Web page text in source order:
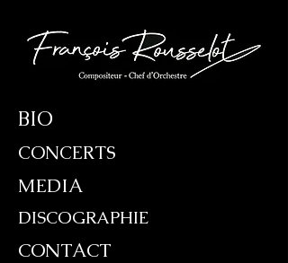
BIO
CONCERTS
MEDIA
DISCOGRAPHIE
CONTACT